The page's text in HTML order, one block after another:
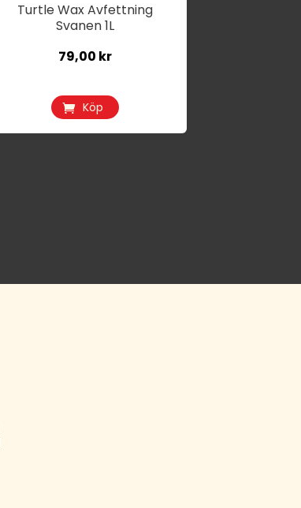
Turtle Wax Avfettning
Svanen 1L
79,00 kr
Köp